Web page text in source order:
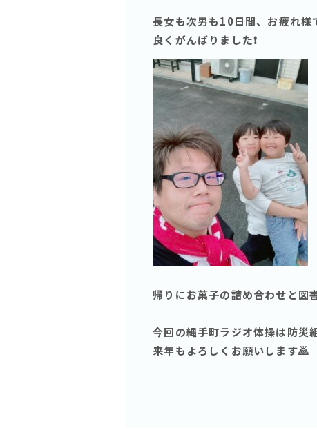
長女も次男も10日間、お疲れ様
良くがんばりました❗️
帰りにお菓子の詰め合わせと図
今回の縄手町ラジオ体操は防災
来年もよろしくお願いします🙇